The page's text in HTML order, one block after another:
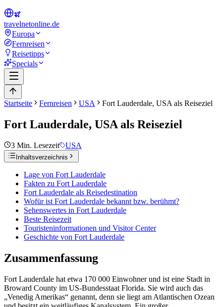
travelnetonline.de
Europa
Fernreisen
Reisetipps
Specials
Startseite Fernreisen USA Fort Lauderdale, USA als Reiseziel
Fort Lauderdale, USA als Reiseziel
3 Min. Lesezeit USA
Inhaltsverzeichnis
Lage von Fort Lauderdale
Fakten zu Fort Lauderdale
Fort Lauderdale als Reisedestination
Wofür ist Fort Lauderdale bekannt bzw. berühmt?
Sehenswertes in Fort Lauderdale
Beste Reisezeit
Touristeninformationen und Visitor Center
Geschichte von Fort Lauderdale
Zusammenfassung
Fort Lauderdale hat etwa 170 000 Einwohner und ist eine Stadt in
Broward County im US-Bundesstaat Florida. Sie wird auch das
„Venedig Amerikas“ genannt, denn sie liegt am Atlantischen Ozean